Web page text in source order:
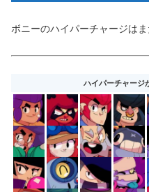
ボニーのハイパーチャージはま
ハイパーチャージ